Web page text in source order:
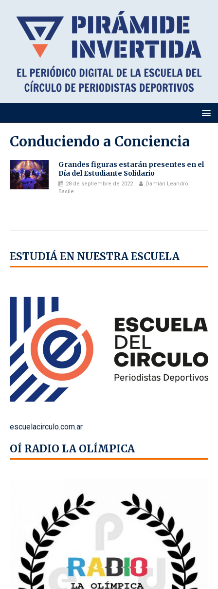
Conduciendo a Conciencia
Grandes figuras estarán presentes en el
Día del Estudiante Solidario
28 de septiembre de 2022
Damián Leandro
Basile
ESTUDIÁ EN NUESTRA ESCUELA
escuelacirculo.com.ar
OÍ RADIO LA OLÍMPICA